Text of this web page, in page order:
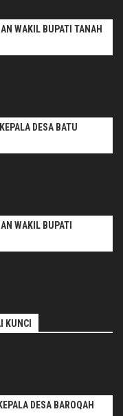
WAKIL BUPATI TANAH
DESA BATU
WAKIL BUPATI
KUNCI
DESA BAROQAH